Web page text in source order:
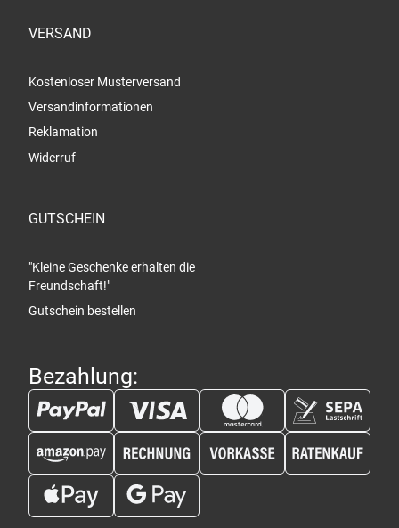
VERSAND
Kostenloser Musterversand
Versandinformationen
Reklamation
Widerruf
GUTSCHEIN
"Kleine Geschenke erhalten die
Freundschaft!"
Gutschein bestellen
Bezahlung: